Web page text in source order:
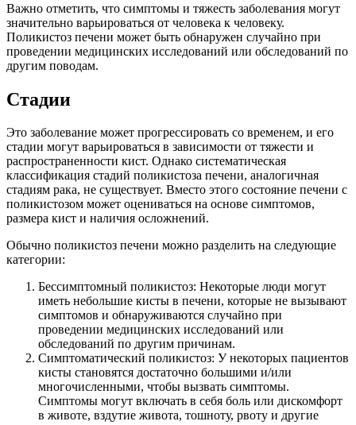
Важно отметить, что симптомы и тяжесть заболевания могут
значительно варьироваться от человека к человеку.
Поликистоз печени может быть обнаружен случайно при
проведении медицинских исследований или обследований по
другим поводам.
Стадии
Это заболевание может прогрессировать со временем, и его
стадии могут варьироваться в зависимости от тяжести и
распространенности кист. Однако систематическая
классификация стадий поликистоза печени, аналогичная
стадиям рака, не существует. Вместо этого состояние печени с
поликистозом может оцениваться на основе симптомов,
размера кист и наличия осложнений.
Обычно поликистоз печени можно разделить на следующие
категории:
Бессимптомный поликистоз: Некоторые люди могут
иметь небольшие кисты в печени, которые не вызывают
симптомов и обнаруживаются случайно при
проведении медицинских исследований или
обследований по другим причинам.
Симптоматический поликистоз: У некоторых пациентов
кисты становятся достаточно большими и/или
многочисленными, чтобы вызвать симптомы.
Симптомы могут включать в себя боль или дискомфорт
в животе, вздутие живота, тошноту, рвоту и другие